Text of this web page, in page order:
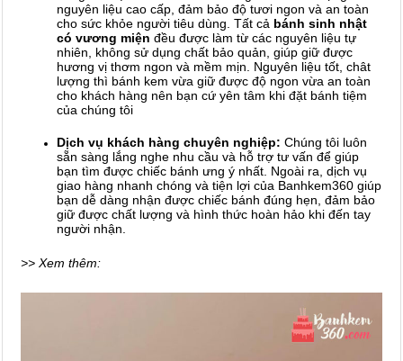
nguyên liệu cao cấp, đảm bảo độ tươi ngon và an toàn
cho sức khỏe người tiêu dùng. Tất cả bánh sinh nhật
có vương miện đều được làm từ các nguyên liệu tự
nhiên, không sử dụng chất bảo quản, giúp giữ được
hương vị thơm ngon và mềm mịn. Nguyên liệu tốt, chât
lượng thì bánh kem vừa giữ được độ ngon vừa an toàn
cho khách hàng nên bạn cứ yên tâm khi đặt bánh tiệm
của chúng tôi
Dịch vụ khách hàng chuyên nghiệp: Chúng tôi luôn
sẵn sàng lắng nghe nhu cầu và hỗ trợ tư vấn để giúp
bạn tìm được chiếc bánh ưng ý nhất. Ngoài ra, dịch vụ
giao hàng nhanh chóng và tiện lợi của Banhkem360 giúp
bạn dễ dàng nhận được chiếc bánh đúng hẹn, đảm bảo
giữ được chất lượng và hình thức hoàn hảo khi đến tay
người nhận.
>> Xem thêm: